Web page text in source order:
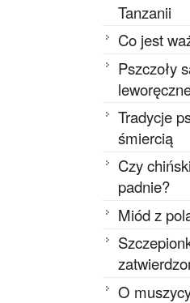
Tanzanii
Co jest
Pszczoły
Tradycje
śmiercią
Czy
padnie?
Miód z
O